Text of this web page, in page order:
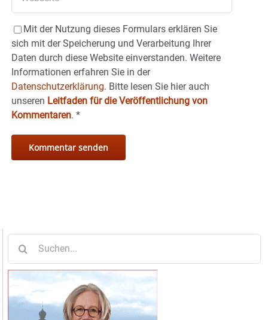
Mit der Nutzung dieses Formulars erklären Sie
sich mit der Speicherung und Verarbeitung Ihrer
Daten durch diese Website einverstanden. Weitere
Informationen erfahren Sie in der
Datenschutzerklärung. Bitte lesen Sie hier auch
unseren Leitfaden für die Veröffentlichung von
Kommentaren. *
nach: